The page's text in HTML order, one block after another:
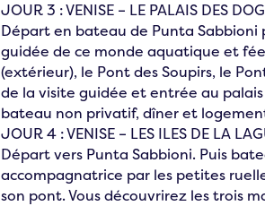
JOUR 3 : VENISE – LE PALAIS DES
Départ en bateau de Punta Sabbioni
guidée de ce monde aquatique et
(extérieur), le Pont des Soupirs, le
de la visite guidée et entrée au
bateau non privatif, dîner et
JOUR 4 : VENISE – LES ILES DE LA
Départ vers Punta Sabbioni. Puis
accompagnatrice par les petites
son pont. Vous découvrirez les trois